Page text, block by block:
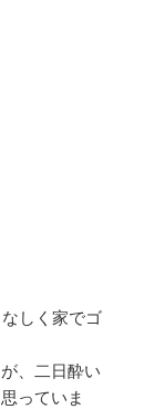
しく家でゴ
、二日酔い
っていま